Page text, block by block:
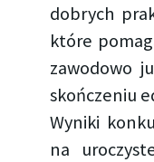
dobrych
które
zawodowo
skończeniu
Wyniki
na